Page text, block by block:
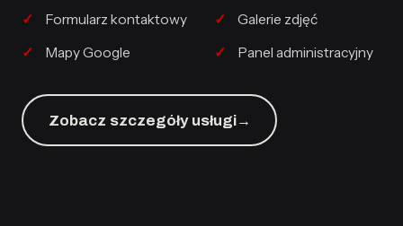
Formularz kontaktowy
Galerie zdjęć
Mapy Google
Panel administracyjny
Zobacz szczegóły usługi→